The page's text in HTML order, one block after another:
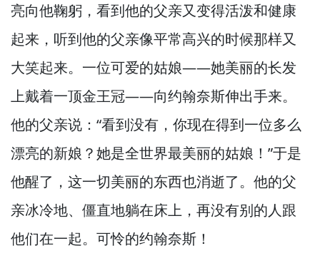
亮向他鞠躬， 看到他的父亲又变得活泼和健康
起来， 听到他的父亲像平常高兴的时候那样又
大笑起来。 一位可爱的姑娘——她美丽的长发
上戴着一顶金王冠——向约翰奈斯伸出手来。
他的父亲说：“看到没有， 你现在得到一位多么
漂亮的新娘？她是全世界最美丽的姑娘！”于是
他醒了， 这一切美丽的东西也消逝了。 他的父
亲冰冷地、僵直地躺在床上， 再没有别的人跟
他们在一起。 可怜的约翰奈斯！